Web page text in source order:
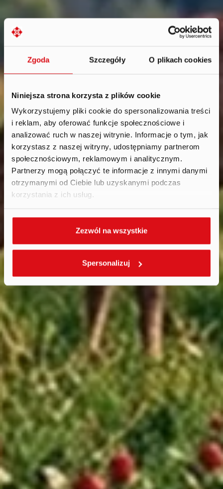
Zgoda Szczegóły O plikach cookies
Niniejsza strona korzysta z plików cookie
Wykorzystujemy pliki cookie do spersonalizowania treści
i reklam, aby oferować funkcje społecznościowe i
analizować ruch w naszej witrynie. Informacje o tym, jak
korzystasz z naszej witryny, udostępniamy partnerom
społecznościowym, reklamowym i analitycznym.
Partnerzy mogą połączyć te informacje z innymi danymi
otrzymanymi od Ciebie lub uzyskanymi podczas
korzystania z ich usług.
Zezwól na wszystkie
Spersonalizuj
News.
2022